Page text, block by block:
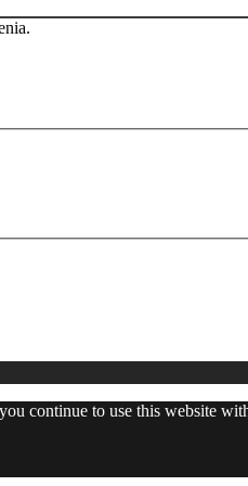
continue to use this website